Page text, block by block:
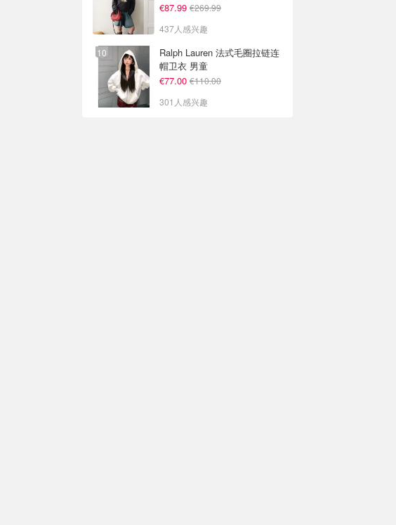
€87.99 €269.99
437人感兴趣
Ralph Lauren 法式毛圈拉链连
帽卫衣 男童
€77.00 €110.00
301人感兴趣